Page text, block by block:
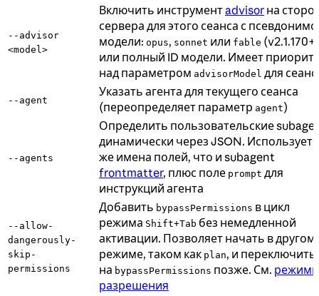
--advisor
<model>
Включить инструментadvisor на
сервера для этого сеанса с
модели: opus, sonnet или fable
или полный ID модели. Имеет
над параметром advisorModel для
--agent
Указать агента для текущего сеанса
(переопределяет параметр agent)
--agents
Определить пользовательские
динамически через JSON. Использует
же имена полей, что и subagent
frontmatter, плюс поле prompt для
инструкций агента
--allow-
dangerously-
skip-
permissions
Добавить bypassPermissions в цикл
режима Shift+Tab без немедленной
активации. Позволяет начать в другом
режиме, таком как plan, и
на bypassPermissions позже. См.
разрешения